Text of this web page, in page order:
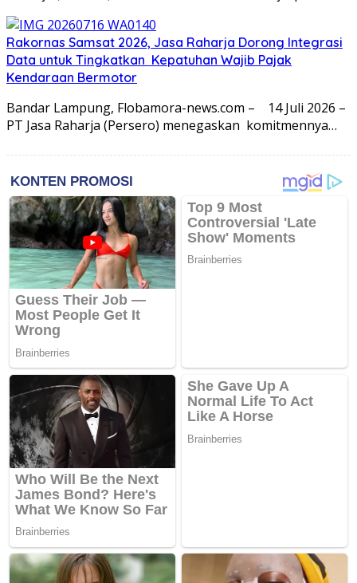
Rakornas Samsat 2026, Jasa Raharja Dorong Integrasi
Data untuk Tingkatkan Kepatuhan Wajib Pajak
Kendaraan Bermotor
Bandar Lampung, Flobamora-news.com – 14 Juli 2026 –
PT Jasa Raharja (Persero) menegaskan komitmennya…